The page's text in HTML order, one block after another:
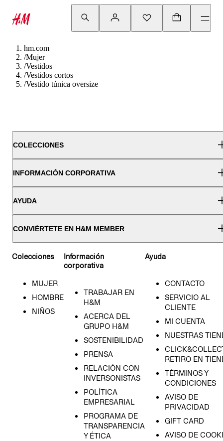
hm.com
/Mujer
/Vestidos
/Vestidos cortos
/Vestido túnica oversize
COLECCIONES
INFORMACIÓN CORPORATIVA
AYUDA
CONVIÉRTETE EN H&M MEMBER
Colecciones
MUJER
HOMBRE
NIÑOS
Información
corporativa
TRABAJAR EN
H&M
ACERCA DEL
GRUPO H&M
SOSTENIBILIDAD
PRENSA
RELACIÓN CON
INVERSONISTAS
POLÍTICA
EMPRESARIAL
PROGRAMA DE
TRANSPARENCIA
Y ÉTICA
Ayuda
CONTACTO
SERVICIO AL
CLIENTE
MI CUENTA
NUESTRAS
RETIRO EN
TÉRMINOS Y
CONDICIONES
AVISO DE
PRIVACIDAD
GIFT CARD
AVISO DE